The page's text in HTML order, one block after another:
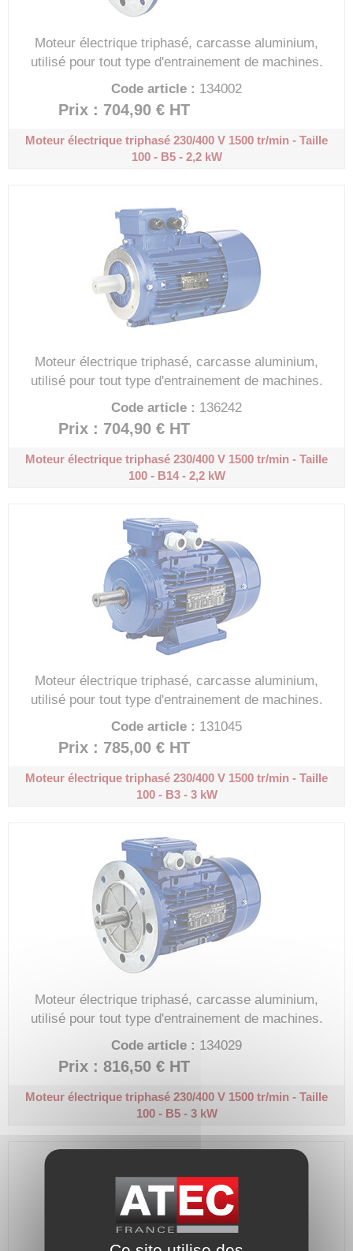
Moteur électrique triphasé, carcasse aluminium,
utilisé pour tout type d'entrainement de machines.
Code article : 134002
Prix : 704,90 € HT
Moteur électrique triphasé 230/400 V 1500 tr/min - Taille
100 - B5 - 2,2 kW
Moteur électrique triphasé, carcasse aluminium,
utilisé pour tout type d'entrainement de machines.
Code article : 136242
Prix : 704,90 € HT
Moteur électrique triphasé 230/400 V 1500 tr/min - Taille
100 - B14 - 2,2 kW
Moteur électrique triphasé, carcasse aluminium,
utilisé pour tout type d'entrainement de machines.
Code article : 131045
Prix : 785,00 € HT
Moteur électrique triphasé 230/400 V 1500 tr/min - Taille
100 - B3 - 3 kW
Moteur électrique triphasé, carcasse aluminium,
utilisé pour tout type d'entrainement de machines.
Code article : 134029
Prix : 816,50 € HT
Moteur électrique triphasé 230/400 V 1500 tr/min - Taille
100 - B5 - 3 kW